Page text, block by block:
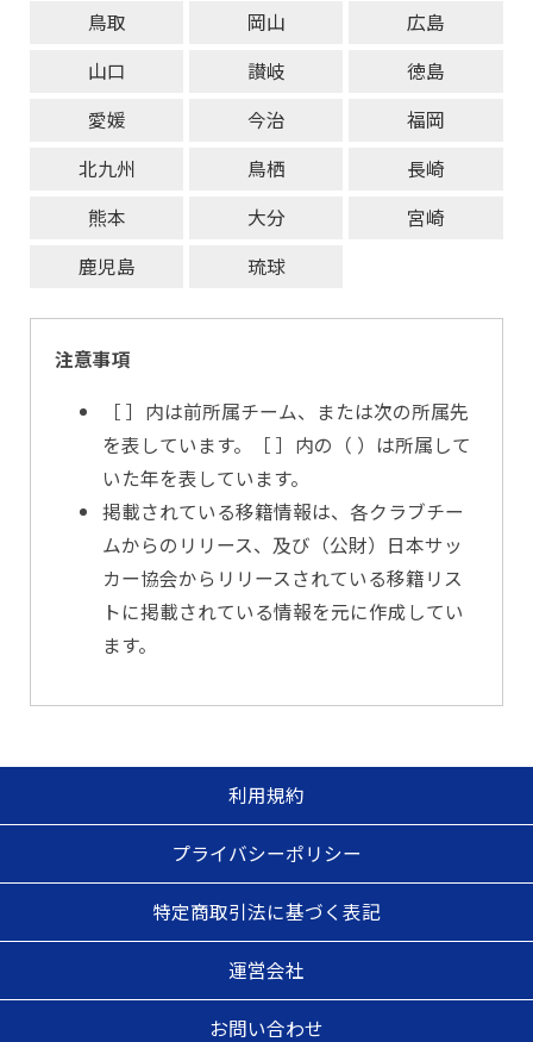
鳥取
岡山
広島
山口
讃岐
徳島
愛媛
今治
福岡
北九州
鳥栖
長崎
熊本
大分
宮崎
鹿児島
琉球
注意事項
［ ］内は前所属チーム、または次の所属先
を表しています。［ ］内の（ ）は所属して
いた年を表しています。
掲載されている移籍情報は、各クラブチー
ムからのリリース、及び（公財）日本サッ
カー協会からリリースされている移籍リス
トに掲載されている情報を元に作成してい
ます。
利用規約
プライバシーポリシー
特定商取引法に基づく表記
運営会社
お問い合わせ